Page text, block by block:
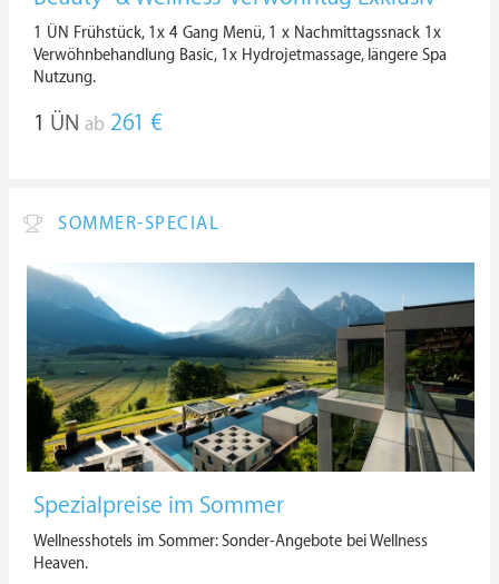
1 ÜN Frühstück, 1x 4 Gang Menü, 1 x Nachmittagssnack 1x
Verwöhnbehandlung Basic, 1x Hydrojetmassage, längere Spa
Nutzung.
1 ÜN ab 261 €
SOMMER-SPECIAL
Spezialpreise im Sommer
Wellnesshotels im Sommer: Sonder-Angebote bei Wellness
Heaven.